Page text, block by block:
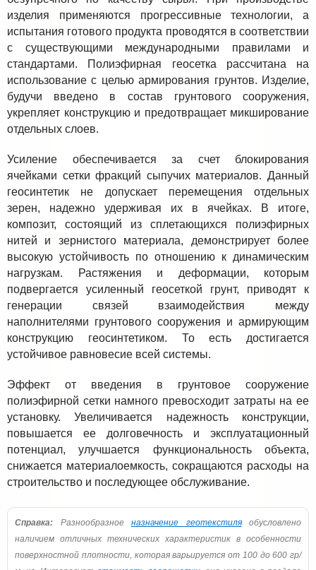
изделия применяются прогрессивные технологии, а
испытания готового продукта проводятся в соответствии
с существующими международными правилами и
стандартами. Полиэфирная геосетка рассчитана на
использование с целью армирования грунтов. Изделие,
будучи введено в состав грунтового сооружения,
укрепляет конструкцию и предотвращает микширование
отдельных слоев.
Усиление обеспечивается за счет блокирования
ячейками сетки фракций сыпучих материалов. Данный
геосинтетик не допускает перемещения отдельных
зерен, надежно удерживая их в ячейках. В итоге,
композит, состоящий из сплетающихся полиэфирных
нитей и зернистого материала, демонстрирует более
высокую устойчивость по отношению к динамическим
нагрузкам. Растяжения и деформации, которым
подвергается усиленный геосеткой грунт, приводят к
генерации связей взаимодействия между
наполнителями грунтового сооружения и армирующим
конструкцию геосинтетиком. То есть достигается
устойчивое равновесие всей системы.
Эффект от введения в грунтовое сооружение
полиэфирной сетки намного превосходит затраты на ее
установку. Увеличивается надежность конструкции,
повышается ее долговечность и эксплуатационный
потенциал, улучшается функциональность объекта,
снижается материалоемкость, сокращаются расходы на
строительство и последующее обслуживание.
Справка: Разнообразное назначение геотекстиляобусловлено
наличием отличных технических характеристик в особенности
поверхностной плотности, которая варьируется от 100 до 600 гр/